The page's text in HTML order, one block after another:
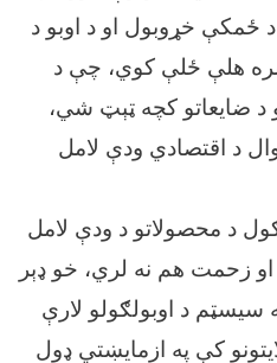
ځمکې خړوبول او د اوبو د
سره هلې ځلې کوي، چې د
د ضایعاتو کچه ټېټ شي،
د اقتصادي ودې لامل
د محصولاتو د ودې لامل
زحمت هم نه لري، خو ډېر
سیسټم د اوبولګولو لارې
کې په ازمایښتي ډول